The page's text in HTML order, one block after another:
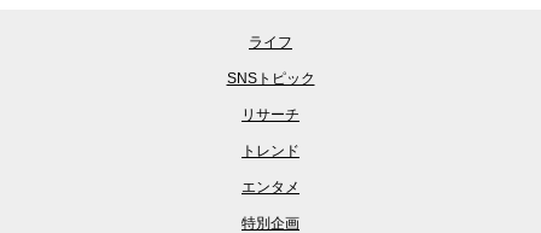
ライフ
SNSトピック
リサーチ
トレンド
エンタメ
特別企画